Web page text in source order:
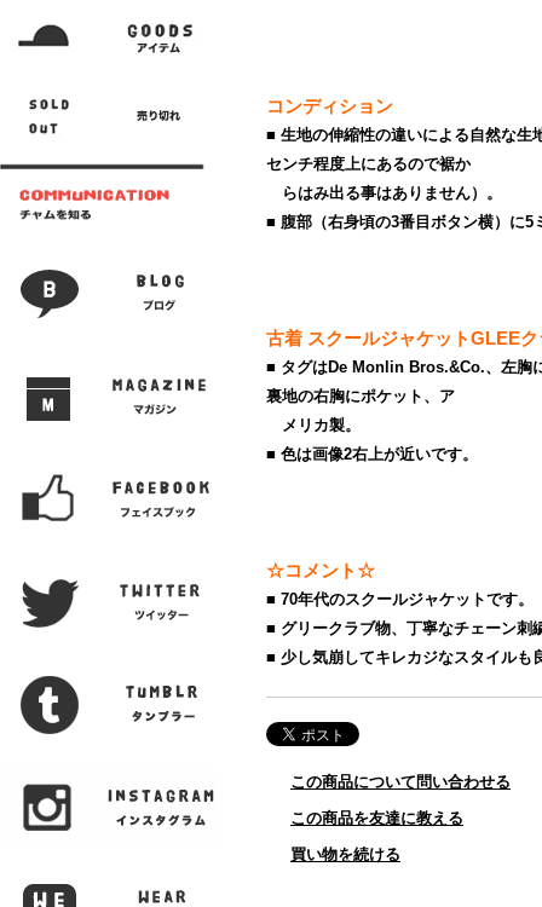
コンディション
■ 生地の伸縮性の違いによる自然な生
センチ程度上にあるので裾か
らはみ出る事はありません）。
■ 腹部（右身頃の3番目ボタン横）に5
古着 スクールジャケットGLEE
■ タグはDe Monlin Bros.&Co.、左胸
裏地の右胸にポケット、ア
メリカ製。
■ 色は画像2右上が近いです。
☆コメント☆
■ 70年代のスクールジャケットです。
■ グリークラブ物、丁寧なチェーン刺
■ 少し気崩してキレカジなスタイルも
この商品について問い合わせる
この商品を友達に教える
買い物を続ける